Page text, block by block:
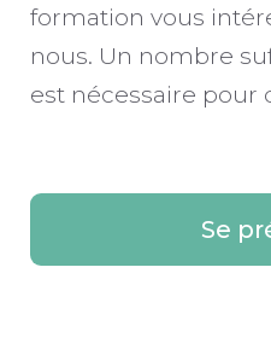
formation vous
nous. Un nombre
est nécessaire pour
Se